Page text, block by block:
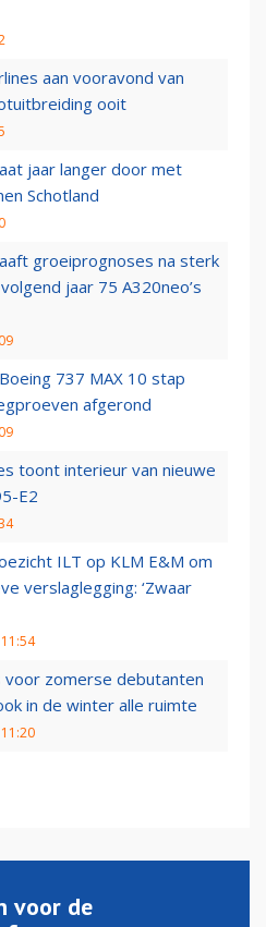
aan vooravond van
ooit
jaar langer door met
Schotland
groeiprognoses na sterk
jaar 75 A320neo’s
737 MAX 10 stap
afgerond
toont interieur van nieuwe
E2
ILT op KLM E&M om
verslaglegging: ‘Zwaar
voor zomerse debutanten
in de winter alle ruimte
voor de